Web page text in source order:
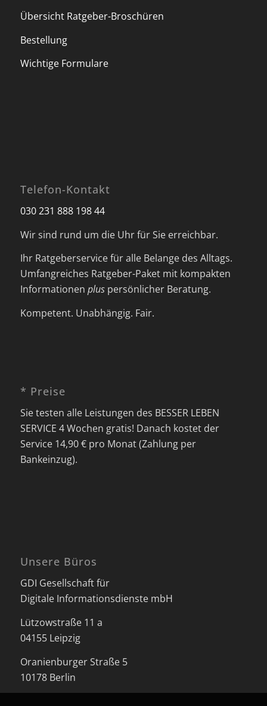
Übersicht Ratgeber-Broschüren
Bestellung
Wichtige Formulare
Telefon-Kontakt
030 231 888 198 44
Wir sind rund um die Uhr für Sie erreichbar.
Ihr Ratgeberservice für alle Belange des Alltags.
Umfangreiches Ratgeber-Paket mit kompakten
Informationen pluspersönlicher Beratung.
Kompetent. Unabhängig. Fair.
* Preise
Sie testen alle Leistungen des BESSER LEBEN
SERVICE 4 Wochen gratis! Danach kostet der
Service 14,90 € pro Monat (Zahlung per
Bankeinzug).
Unsere Büros
GDI Gesellschaft für
Digitale Informationsdienste mbH
Lützowstraße 11 a
04155 Leipzig
Oranienburger Straße 5
10178 Berlin